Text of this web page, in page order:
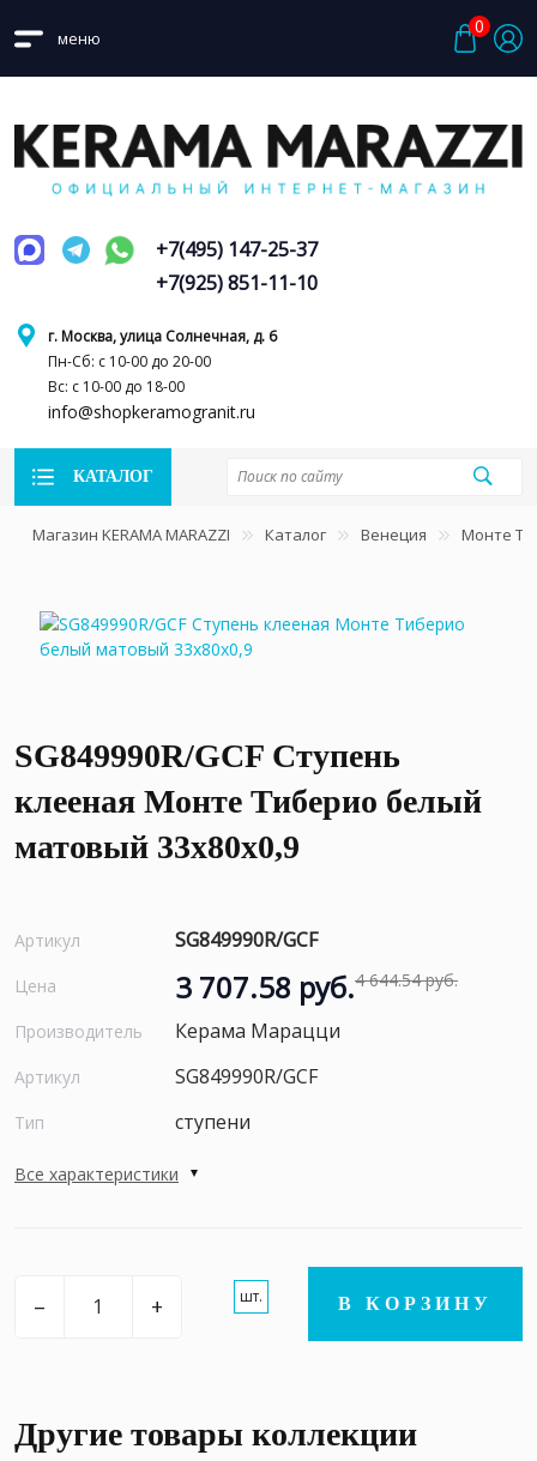
меню
0
г. Москва, улица Солнечная, д. 6
Пн-Сб: с 10-00 до 20-00
Вс: с 10-00 до 18-00
info@shopkeramogranit.ru
+7(495) 147-25-37
+7(925) 851-11-10
КАТАЛОГ
Магазин KERAMA MARAZZI Каталог Венеция Монте
SG849990R/GCF Ступень
клееная Монте Тиберио белый
матовый 33x80x0,9
Артикул SG849990R/GCF
Цена 3 707.58 руб.4 644.54 руб.
Производитель Керама Марацци
Артикул SG849990R/GCF
Тип ступени
Все характеристики
– + шт. В КОРЗИНУ
Другие товары коллекции